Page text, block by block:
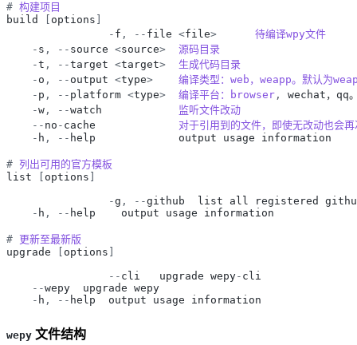
# 构建项目
build
options
- f , - - file <file>
待编译wpy文件
- s , - - source <source>
源码目录
-t , - -target <target>
生成代码目录
- o , - - output <type>
编译类型：web，weapp。默认为
- p , - - platform <type> 编译平台：browser ,
wechat，qq
-w , - -watch
监听文件改动
- - no - cache
对于引用到的文件，即使无改动也会
- h , - - help output usage information
# 列出可用的官方模板
list
options
-g , - -github list all registered
- h , - - help output usage information
# 更新至最新版
upgrade
options
- - cli upgrade wepy- cli
- -wepy upgrade wepy
- h , - - help output usage information
wepy 文件结构